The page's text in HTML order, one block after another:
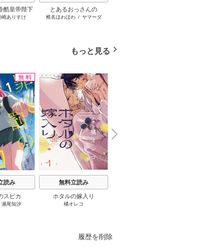
酷皇帝陛下
が夢は冒険
崎ありすけ
とあるおっさんの
VRMMO活動記
椎名ほわほわ/ ヤマーダ
もっと見る
無料
読み
スピカ
瀬尾知汐
無料立読み
ホタルの嫁入り
橘オレコ
N
e
x
t
履歴を削除